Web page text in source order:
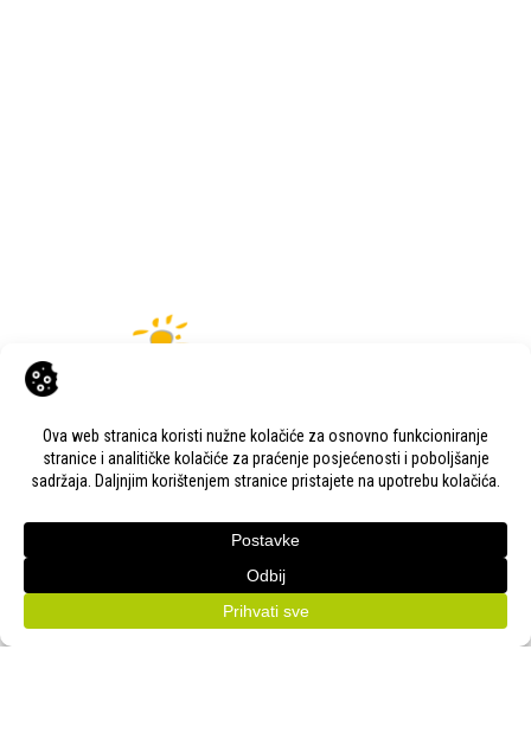
KONTAKT
Adresa:
Gudovac 1D, 43000 Bjelovar
bj-sajam@bj-sajam.hr